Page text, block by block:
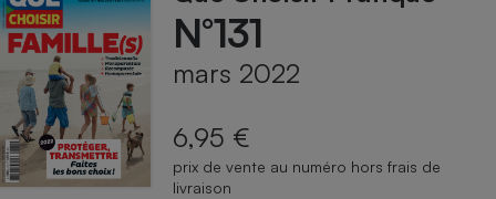
N°131
mars 2022
6,95 €
prix de vente au numéro hors frais de
livraison